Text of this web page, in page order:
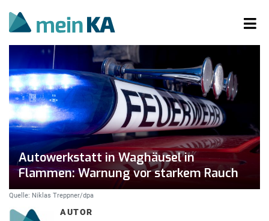
Autowerkstatt in Waghäusel in
Flammen: Warnung vor starkem Rauch
Quelle: Niklas Treppner/dpa
AUTOR